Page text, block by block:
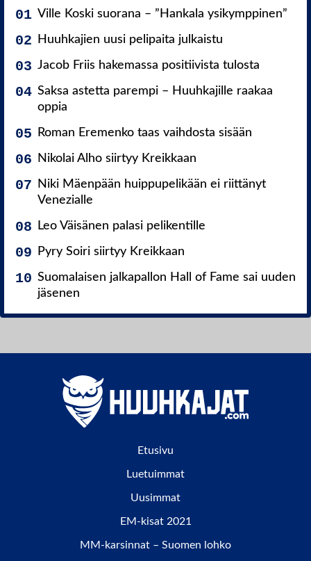
Ville Koski suorana – ”Hankala ysikymppinen”
Huuhkajien uusi pelipaita julkaistu
Jacob Friis hakemassa positiivista tulosta
Saksa astetta parempi – Huuhkajille raakaa
oppia
Roman Eremenko taas vaihdosta sisään
Nikolai Alho siirtyy Kreikkaan
Niki Mäenpään huippupelikään ei riittänyt
Venezialle
Leo Väisänen palasi pelikentille
Pyry Soiri siirtyy Kreikkaan
Suomalaisen jalkapallon Hall of Fame sai uuden
jäsenen
Etusivu
Luetuimmat
Uusimmat
EM-kisat 2021
MM-karsinnat – Suomen lohko